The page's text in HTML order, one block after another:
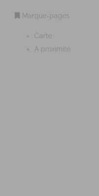
Marque-pages
Carte
A proximité